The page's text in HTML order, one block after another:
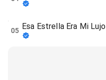
05 Esa Estrella Era Mi Lujo